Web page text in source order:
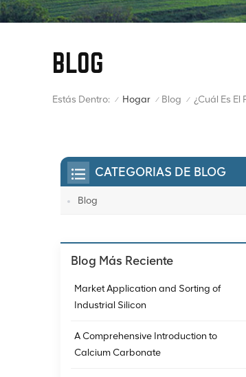
BLOG
Estás Dentro: / Hogar / Blog /
CATEGORIAS DE BLOG
Blog
Blog Más Reciente
Market Application and Sorting of
Industrial Silicon
A Comprehensive Introduction to
Calcium Carbonate